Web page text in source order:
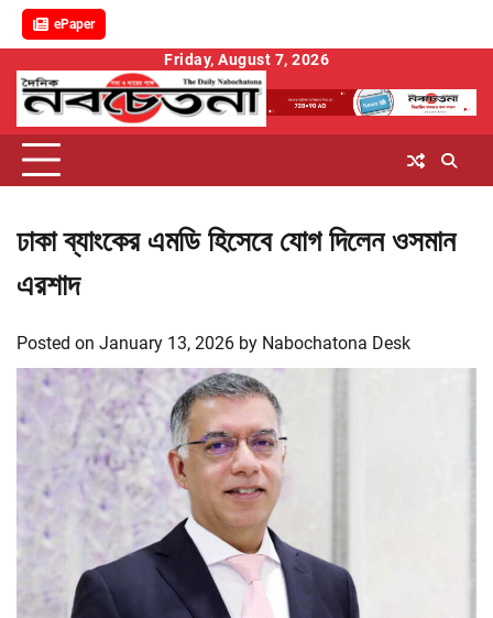
ePaper
content
Friday, August 7, 2026
ঢাকা ব্যাংকের এমডি হিসেবে যোগ দিলেন ওসমান
এরশাদ
Posted on January 13, 2026 by Nabochatona Desk